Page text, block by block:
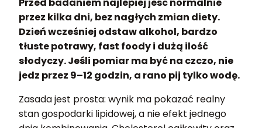
przez kilka dni, bez nagłych zmian diety.
Dzień wcześniej odstaw alkohol, bardzo
tłuste potrawy, fast foody i dużą ilość
słodyczy. Jeśli pomiar ma być na czczo, nie
jedz przez 9–12 godzin, a rano pij tylko wodę.
Zasada jest prosta: wynik ma pokazać realny
stan gospodarki lipidowej, a nie efekt jednego